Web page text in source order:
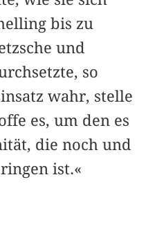
bis zu
und
so
wahr, stelle
es, um den es
die noch und
ist.«